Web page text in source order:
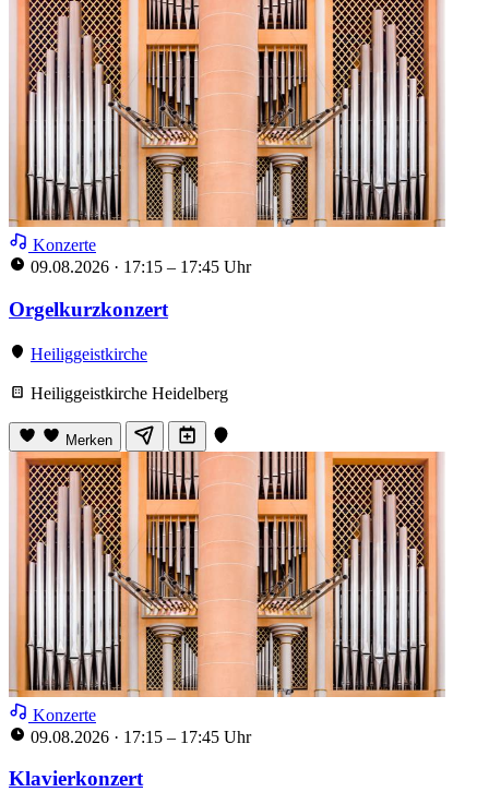
Konzerte
09.08.2026 · 17:15 – 17:45 Uhr
Orgelkurzkonzert
Heiliggeistkirche
Heiliggeistkirche Heidelberg
Merken
Konzerte
09.08.2026 · 17:15 – 17:45 Uhr
Klavierkonzert